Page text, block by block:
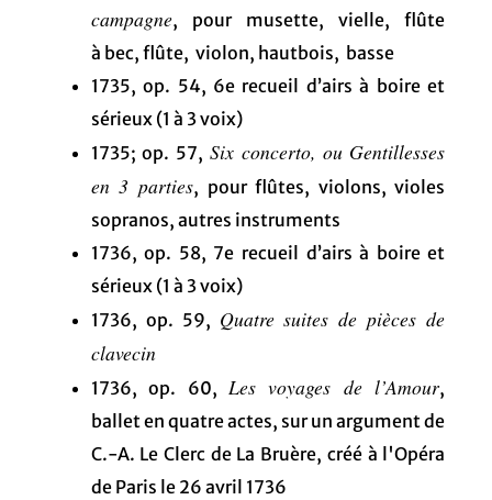
campagne, pour musette, vielle, flûte
à bec, flûte, violon, hautbois, basse
1735, op. 54, 6e recueil d’airs à boire et
sérieux (1 à 3 voix)
1735; op. 57, Six concerto, ou Gentillesses
en 3 parties, pour flûtes, violons, violes
sopranos, autres instruments
1736, op. 58, 7e recueil d’airs à boire et
sérieux (1 à 3 voix)
1736, op. 59, Quatre suites de pièces de
clavecin
1736, op. 60, Les voyages de l’Amour,
ballet en quatre actes, sur un argument de
C.-A. Le Clerc de La Bruère, créé à l'Opéra
de Paris le 26 avril 1736